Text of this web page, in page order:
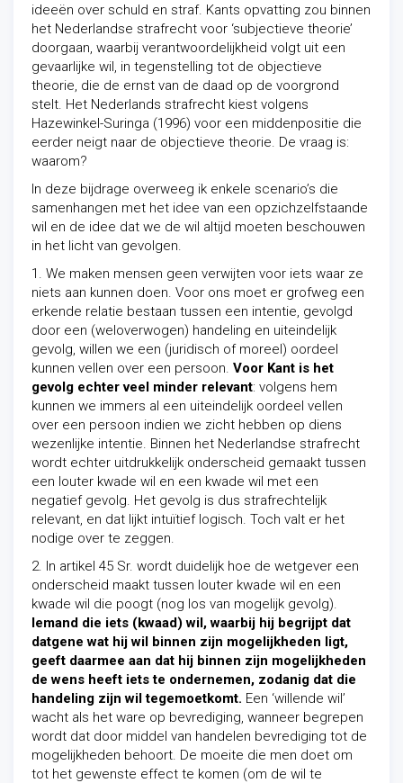
ideeën over schuld en straf. Kants opvatting zou binnen
het Nederlandse strafrecht voor ‘subjectieve theorie’
doorgaan, waarbij verantwoordelijkheid volgt uit een
gevaarlijke wil, in tegenstelling tot de objectieve
theorie, die de ernst van de daad op de voorgrond
stelt. Het Nederlands strafrecht kiest volgens
Hazewinkel-Suringa (1996) voor een middenpositie die
eerder neigt naar de objectieve theorie. De vraag is:
waarom?
In deze bijdrage overweeg ik enkele scenario’s die
samenhangen met het idee van een opzichzelfstaande
wil en de idee dat we de wil altijd moeten beschouwen
in het licht van gevolgen.
1. We maken mensen geen verwijten voor iets waar ze
niets aan kunnen doen. Voor ons moet er grofweg een
erkende relatie bestaan tussen een intentie, gevolgd
door een (weloverwogen) handeling en uiteindelijk
gevolg, willen we een (juridisch of moreel) oordeel
kunnen vellen over een persoon. Voor Kant is het
gevolg echter veel minder relevant: volgens hem
kunnen we immers al een uiteindelijk oordeel vellen
over een persoon indien we zicht hebben op diens
wezenlijke intentie. Binnen het Nederlandse strafrecht
wordt echter uitdrukkelijk onderscheid gemaakt tussen
een louter kwade wil en een kwade wil met een
negatief gevolg. Het gevolg is dus strafrechtelijk
relevant, en dat lijkt intuïtief logisch. Toch valt er het
nodige over te zeggen.
2. In artikel 45 Sr. wordt duidelijk hoe de wetgever een
onderscheid maakt tussen louter kwade wil en een
kwade wil die poogt (nog los van mogelijk gevolg).
Iemand die iets (kwaad) wil, waarbij hij begrijpt dat
datgene wat hij wil binnen zijn mogelijkheden ligt,
geeft daarmee aan dat hij binnen zijn mogelijkheden
de wens heeft iets te ondernemen, zodanig dat die
handeling zijn wil tegemoetkomt. Een ‘willende wil’
wacht als het ware op bevrediging, wanneer begrepen
wordt dat door middel van handelen bevrediging tot de
mogelijkheden behoort. De moeite die men doet om
tot het gewenste effect te komen (om de wil te